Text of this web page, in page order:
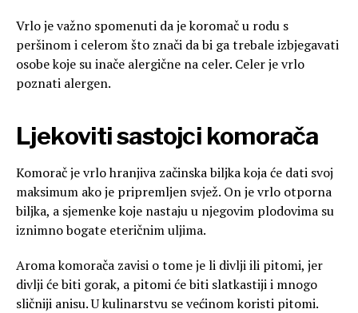
Vrlo je važno spomenuti da je koromač u rodu s
peršinom i celerom što znači da bi ga trebale izbjegavati
osobe koje su inače alergične na celer. Celer je vrlo
poznati alergen.
Ljekoviti sastojci komorača
Komorač je vrlo hranjiva začinska biljka koja će dati svoj
maksimum ako je pripremljen svjež. On je vrlo otporna
biljka, a sjemenke koje nastaju u njegovim plodovima su
iznimno bogate eteričnim uljima.
Aroma komorača zavisi o tome je li divlji ili pitomi, jer
divlji će biti gorak, a pitomi će biti slatkastiji i mnogo
sličniji anisu. U kulinarstvu se većinom koristi pitomi.